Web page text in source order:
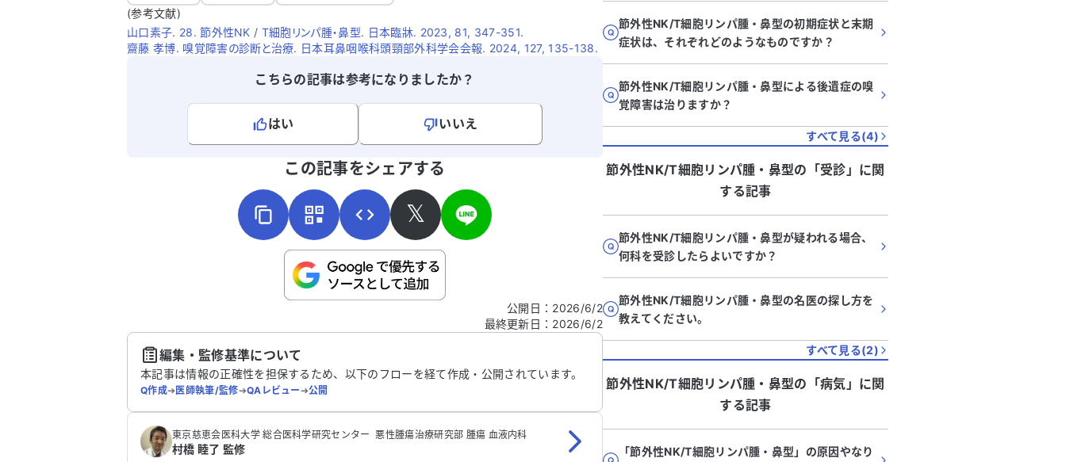
(参考文献)
山口素子. 28. 節外性NK / T細胞リンパ腫・鼻型. 日本臨牀. 2023, 81, 347-351.
齋藤 孝博. 嗅覚障害の診断と治療. 日本耳鼻咽喉科頭頸部外科学会会報. 2024, 127, 135-138.
こちらの記事は参考になりましたか？
はい
いいえ
こちらは送信専用のフォームです。氏名やご自身の病気の詳細などの個人情報は入れないでくだ
この記事をシェアする
𝕏
公開日 ： 2026/6/2
最終更新日 ： 2026/6/2
編集・監修基準について
本記事は情報の正確性を担保するため、以下のフローを経て作成・公開されています。
Q作成➔医師執筆/監修➔QAレビュー➔公開
‪東京慈恵会医科大学 総合医科学研究センター ‬ 悪性腫瘍治療研究部‬ 腫瘍 血液内科
村橋 睦了 監修
節外性NK/T細胞リンパ腫・鼻型の初期症状と末期
症状は、それぞれどのようなものですか？
節外性NK/T細胞リンパ腫・鼻型による後遺症の嗅
覚障害は治りますか？
すべて見る(4)
節外性NK/T細胞リンパ腫・鼻型の「受診 」に関
する記事
節外性NK/T細胞リンパ腫・鼻型が疑われる場合、
何科を受診したらよいですか？
節外性NK/T細胞リンパ腫・鼻型の名医の探し方を
教えてください。
すべて見る(2)
節外性NK/T細胞リンパ腫・鼻型の「病気 」に関
する記事
「節外性NK/T細胞リンパ腫・鼻型」の原因やなり